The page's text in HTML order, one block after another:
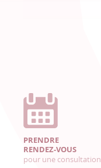
PRENDRE
RENDEZ-VOUS
pour une consultation